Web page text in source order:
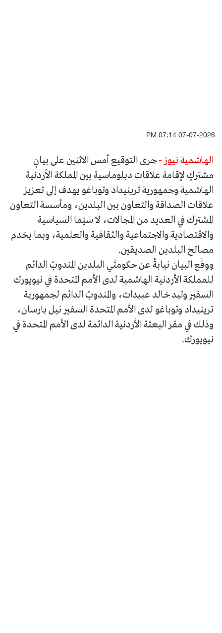
07-07-2026 07:14 PM
الهاشمية نيوز -جرى التوقيع أمس الاثنين على بيانٍ
مشتركٍ لإقامة علاقات دبلوماسية بين المملكة الأردنية
الهاشمية وجمهورية ترينيداد وتوباغو يهدف إلى تعزيز
علاقات الصداقة والتعاون بين البلدين، ومأسسة التعاون
المشترك في العديد من المجالات، لا سيّما السياسية
والاقتصادية والاجتماعية والثقافية والعلمية، وبما يخدم
مصالح البلدين الصديقين.
ووقّع البيان نيابةً عن حكومتَي البلدين المندوبُ الدائم
للمملكة الأردنية الهاشمية لدى الأمم المتحدة في نيويورك
السفير وليد خالد عبيدات، والمندوبُ الدائم لجمهورية
ترينيداد وتوباغو لدى الأمم المتحدة السفير نيل بارسان،
وذلك في مقر البعثة الأردنية الدائمة لدى الأمم المتحدة في
نيويورك.